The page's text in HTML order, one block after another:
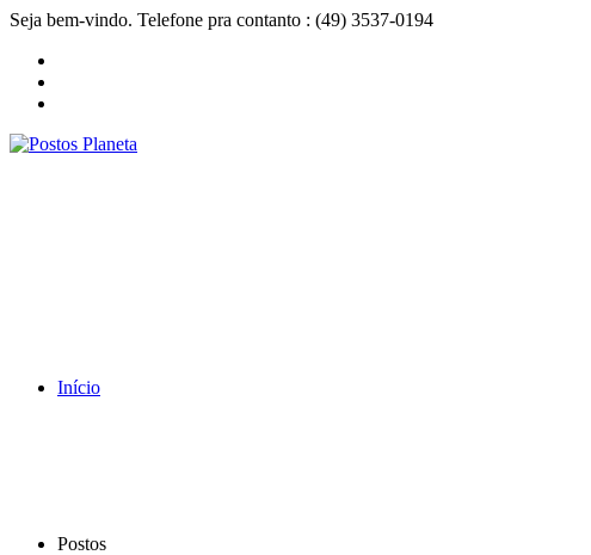
Seja bem-vindo. Telefone pra contanto : (49) 3537-0194
Início
Postos